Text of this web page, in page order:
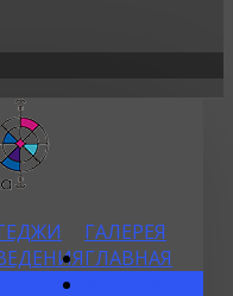
ГАЛЕРЕЯ
ГЛАВНАЯ